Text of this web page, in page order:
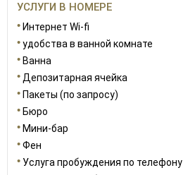
УСЛУГИ В НОМЕРЕ
Интернет Wi-fi
удобства в ванной комнате
Ванна
Депозитарная ячейка
Пакеты (по запросу)
Бюро
Мини-бар
Фен
Услуга пробуждения по телефону